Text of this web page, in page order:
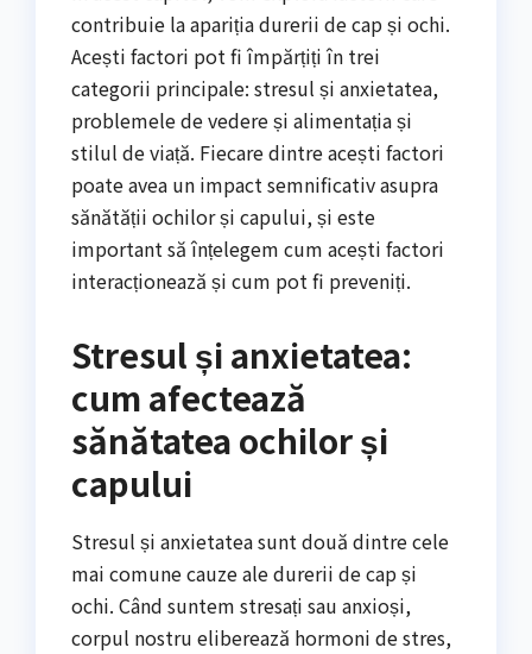
contribuie la apariția durerii de cap și ochi.
Acești factori pot fi împărțiți în trei
categorii principale: stresul și anxietatea,
problemele de vedere și alimentația și
stilul de viață. Fiecare dintre acești factori
poate avea un impact semnificativ asupra
sănătății ochilor și capului, și este
important să înțelegem cum acești factori
interacționează și cum pot fi preveniți.
Stresul și anxietatea:
cum afectează
sănătatea ochilor și
capului
Stresul și anxietatea sunt două dintre cele
mai comune cauze ale durerii de cap și
ochi. Când suntem stresați sau anxioși,
corpul nostru eliberează hormoni de stres,